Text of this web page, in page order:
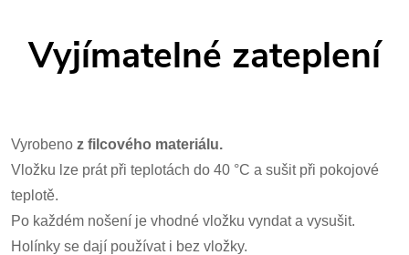
Vyjímatelné zateplení
Vyrobeno z filcového materiálu.
Vložku lze prát při teplotách do 40 °C a sušit při pokojové
teplotě.
Po každém nošení je vhodné vložku vyndat a vysušit.
Holínky se dají používat i bez vložky.